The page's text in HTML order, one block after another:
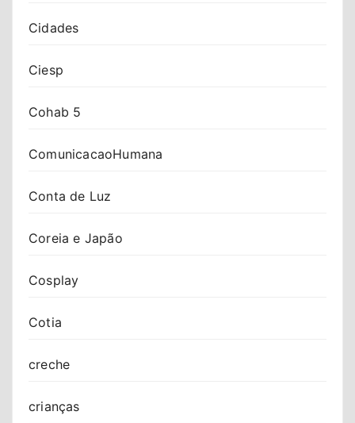
Cidades
Ciesp
Cohab 5
ComunicacaoHumana
Conta de Luz
Coreia e Japão
Cosplay
Cotia
creche
crianças